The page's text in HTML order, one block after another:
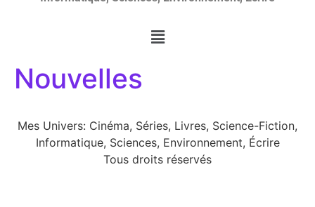
Nouvelles
Mes Univers: Cinéma, Séries, Livres, Science-Fiction,
Informatique, Sciences, Environnement, Écrire
Tous droits réservés